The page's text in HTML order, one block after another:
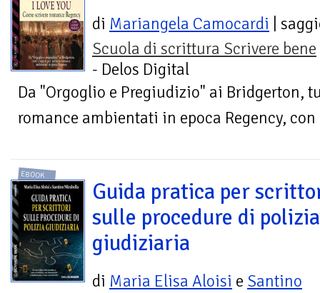
di Mariangela Camocardi |
Scuola di scrittura Scrivere bene
- Delos Digital
Da "Orgoglio e Pregiudizio" ai Bridgerton,
romance ambientati in epoca Regency,
EBOOK
Guida pratica per
sulle procedure di polizia
giudiziaria
di Maria Elisa Aloisi e Santino